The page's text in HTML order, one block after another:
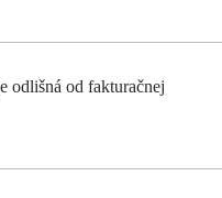
odlišná od fakturačnej